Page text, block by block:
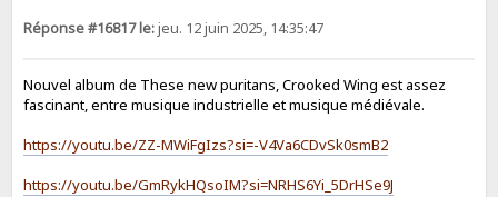
Réponse #16817 le:jeu. 12 juin 2025, 14:35:47
Nouvel album de These new puritans, Crooked Wing est assez
fascinant, entre musique industrielle et musique médiévale.
https://youtu.be/ZZ-MWiFgIzs?si=-V4Va6CDvSk0smB2
https://youtu.be/GmRykHQsoIM?si=NRHS6Yi_5DrHSe9J